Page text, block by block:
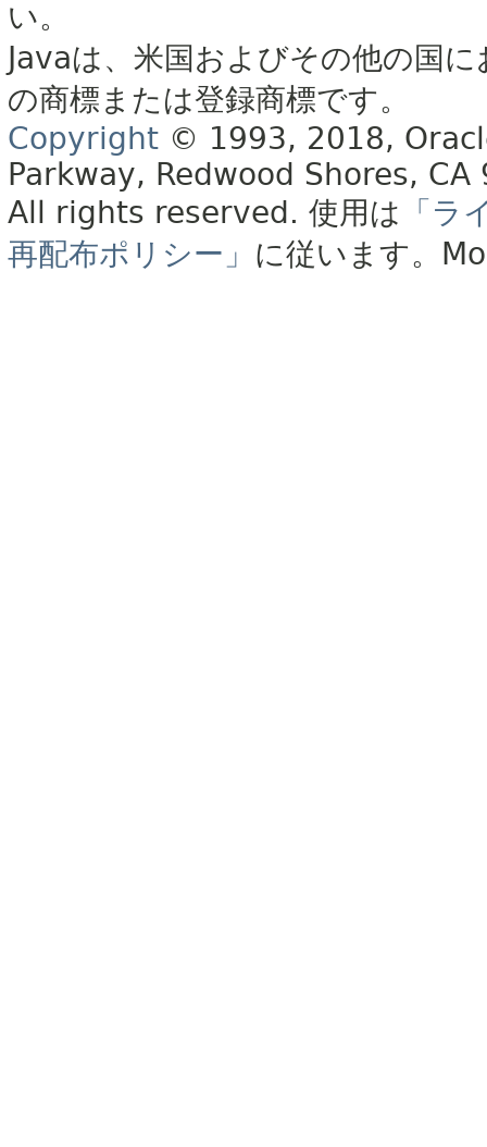
い。
Javaは、米国およびその他の国
の商標または登録商標です。
Copyright © 1993, 2018,
Parkway, Redwood Shores, CA
All rights reserved. 使用は 「ラ
再配布ポリシー」 に従います。